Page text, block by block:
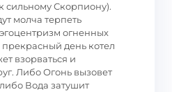
сильному Скорпиону).
молча терпеть
огненных
день котел
взорваться и
Либо Огонь вызовет
Вода затушит